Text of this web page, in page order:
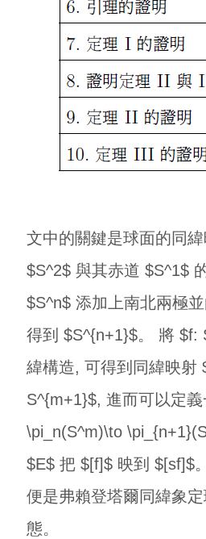
文中的關鍵是球面的同
$S^2$ 與其赤道 $S^1$
$S^n$ 添加上南北兩極
得到 $S^{n+1}$。 將 $f:
緯構造, 可得到同緯映射
S^{m+1}$, 進而可以定
\pi_n(S^m)\to
$E$ 把 $[f]$ 映到 $[sf]$
便是弗賴登塔爾同緯象
態。